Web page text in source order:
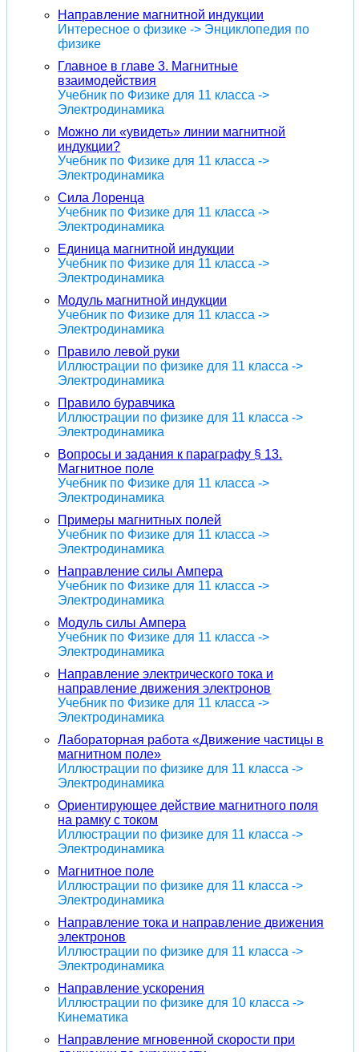
Направление магнитной индукции
Интересное о физике -> Энциклопедия по
физике
Главное в главе 3. Магнитные
взаимодействия
Учебник по Физике для 11 класса ->
Электродинамика
Можно ли «увидеть» линии магнитной
индукции?
Учебник по Физике для 11 класса ->
Электродинамика
Сила Лоренца
Учебник по Физике для 11 класса ->
Электродинамика
Единица магнитной индукции
Учебник по Физике для 11 класса ->
Электродинамика
Модуль магнитной индукции
Учебник по Физике для 11 класса ->
Электродинамика
Правило левой руки
Иллюстрации по физике для 11 класса ->
Электродинамика
Правило буравчика
Иллюстрации по физике для 11 класса ->
Электродинамика
Вопросы и задания к параграфу § 13.
Магнитное поле
Учебник по Физике для 11 класса ->
Электродинамика
Примеры магнитных полей
Учебник по Физике для 11 класса ->
Электродинамика
Направление силы Ампера
Учебник по Физике для 11 класса ->
Электродинамика
Модуль силы Ампера
Учебник по Физике для 11 класса ->
Электродинамика
Направление электрического тока и
направление движения электронов
Учебник по Физике для 11 класса ->
Электродинамика
Лабораторная работа «Движение частицы в
магнитном поле»
Иллюстрации по физике для 11 класса ->
Электродинамика
Ориентирующее действие магнитного поля
на рамку с током
Иллюстрации по физике для 11 класса ->
Электродинамика
Магнитное поле
Иллюстрации по физике для 11 класса ->
Электродинамика
Направление тока и направление движения
электронов
Иллюстрации по физике для 11 класса ->
Электродинамика
Направление ускорения
Иллюстрации по физике для 10 класса ->
Кинематика
Направление мгновенной скорости при